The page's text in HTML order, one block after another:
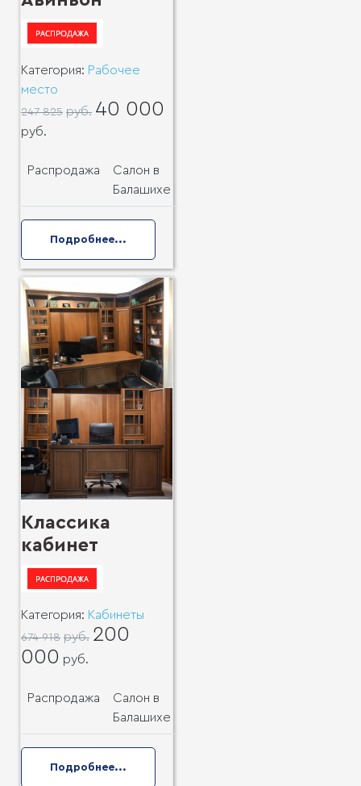
Категория: Рабочее
место
247 825 руб. 40 000
руб.
Распродажа
Салон в
Балашихе
Подробнее...
Классика
кабинет
Категория: Кабинеты
674 918 руб. 200
000 руб.
Распродажа
Салон в
Балашихе
Подробнее...